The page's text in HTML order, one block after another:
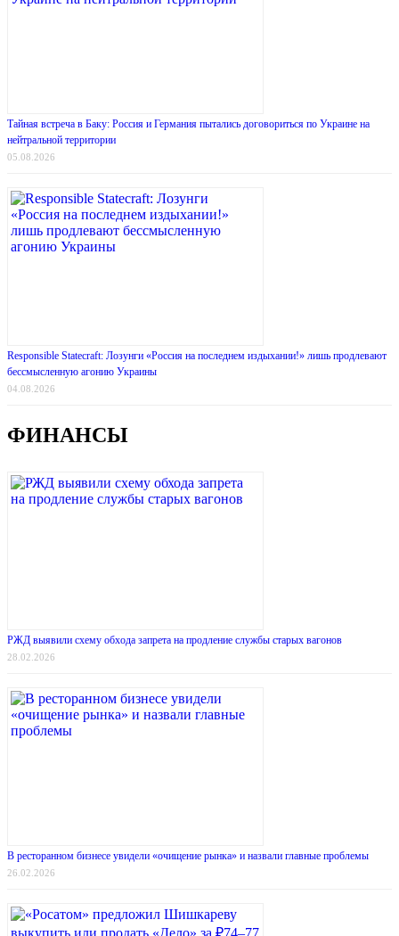
Тайная встреча в Баку: Россия и Германия пытались договориться по Украине на
нейтральной территории
05.08.2026
Responsible Statecraft: Лозунги «Россия на последнем издыхании!» лишь продлевают
бессмысленную агонию Украины
04.08.2026
ФИНАНСЫ
РЖД выявили схему обхода запрета на продление службы старых вагонов
28.02.2026
В ресторанном бизнесе увидели «очищение рынка» и назвали главные проблемы
26.02.2026